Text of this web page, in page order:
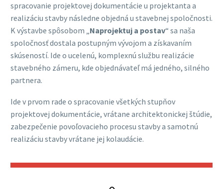
spracovanie projektovej dokumentácie u projektanta a
realizáciu stavby následne objedná u stavebnej spoločnosti.
K výstavbe spôsobom „Naprojektuj a postav“ sa naša
spoločnosť dostala postupným vývojom a získavaním
skúseností. Ide o ucelenú, komplexnú službu realizácie
stavebného zámeru, kde objednávateľ má jedného, silného
partnera.
Ide v prvom rade o spracovanie všetkých stupňov
projektovej dokumentácie, vrátane architektonickej štúdie,
zabezpečenie povoľovacieho procesu stavby a samotnú
realizáciu stavby vrátane jej kolaudácie.